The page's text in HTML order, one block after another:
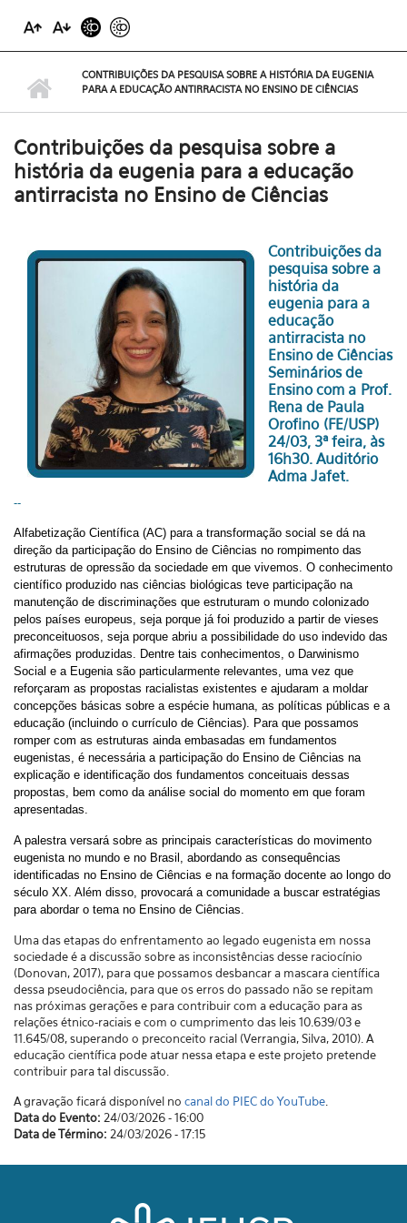
CONTRIBUIÇÕES DA PESQUISA SOBRE A HISTÓRIA DA EUGENIA
PARA A EDUCAÇÃO ANTIRRACISTA NO ENSINO DE CIÊNCIAS
Contribuições da pesquisa sobre a
história da eugenia para a educação
antirracista no Ensino de Ciências
Contribuições da
pesquisa sobre a
história da
eugenia para a
educação
antirracista no
Ensino de Ciências
Seminários de
Ensino com a Prof.
Rena de Paula
Orofino (FE/USP)
24/03, 3ª feira, às
16h30. Auditório
Adma Jafet.
--
Alfabetização Científica (AC) para a transformação social se dá na
direção da participação do Ensino de Ciências no rompimento das
estruturas de opressão da sociedade em que vivemos. O conhecimento
científico produzido nas ciências biológicas teve participação na
manutenção de discriminações que estruturam o mundo colonizado
pelos países europeus, seja porque já foi produzido a partir de vieses
preconceituosos, seja porque abriu a possibilidade do uso indevido das
afirmações produzidas. Dentre tais conhecimentos, o Darwinismo
Social e a Eugenia são particularmente relevantes, uma vez que
reforçaram as propostas racialistas existentes e ajudaram a moldar
concepções básicas sobre a espécie humana, as políticas públicas e a
educação (incluindo o currículo de Ciências). Para que possamos
romper com as estruturas ainda embasadas em fundamentos
eugenistas, é necessária a participação do Ensino de Ciências na
explicação e identificação dos fundamentos conceituais dessas
propostas, bem como da análise social do momento em que foram
apresentadas.
A palestra versará sobre as principais características do movimento
eugenista no mundo e no Brasil, abordando as consequências
identificadas no Ensino de Ciências e na formação docente ao longo do
século XX. Além disso, provocará a comunidade a buscar estratégias
para abordar o tema no Ensino de Ciências.
Uma das etapas do enfrentamento ao legado eugenista em nossa
sociedade é a discussão sobre as inconsistências desse raciocínio
(Donovan, 2017), para que possamos desbancar a mascara científica
dessa pseudociência, para que os erros do passado não se repitam
nas próximas gerações e para contribuir com a educação para as
relações étnico-raciais e com o cumprimento das leis 10.639/03 e
11.645/08, superando o preconceito racial (Verrangia, Silva, 2010). A
educação científica pode atuar nessa etapa e este projeto pretende
contribuir para tal discussão.
A gravação ficará disponível no canal do PIEC do YouTube
Data do Evento: 24/03/2026 - 16:00
Data de Término: 24/03/2026 - 17:15